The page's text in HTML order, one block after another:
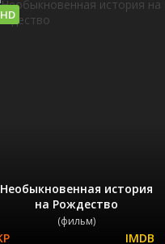
Необыкновенная история
на Рождество
(фильм)
HD